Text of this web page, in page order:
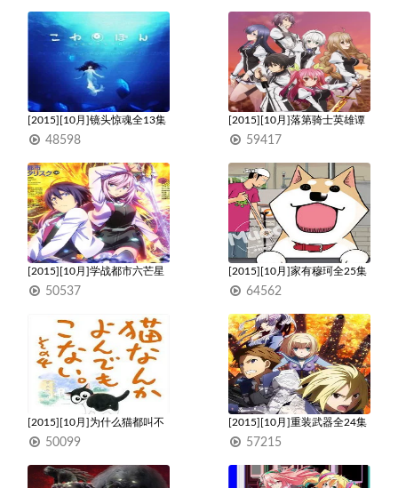
[2015][10月]镜头惊魂全13集
48598
[2015][10月]落第骑士英雄谭
全12集59417
[2015][10月]学战都市六芒星
全24集50537
[2015][10月]家有穆珂全25集
64562
[2015][10月]为什么猫都叫不
来全12集
50099
[2015][10月]重装武器全24集
57215